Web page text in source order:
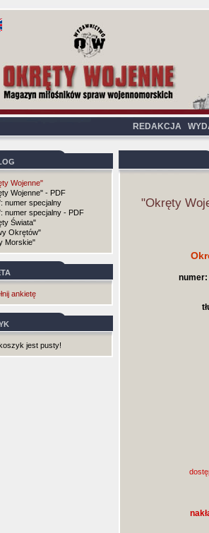
REDAKCJA
Wojenne"
Wojenne" - PDF
numer specjalny
numer specjalny - PDF
Świata"
Okrętów"
Morskie"
ankietę
jest pusty!
"Okręty
numer: